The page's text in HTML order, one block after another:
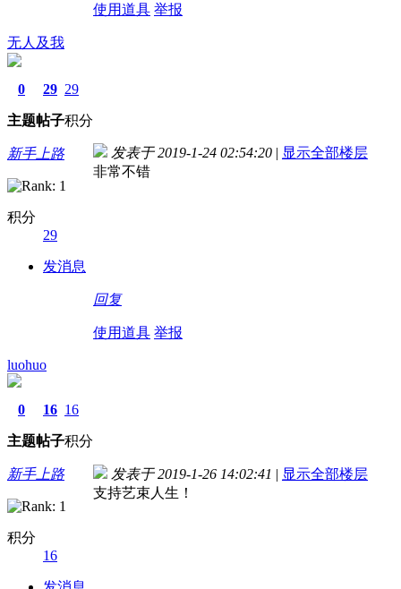
使用道具 举报
无人及我
0
主题
29
帖子
29
积分
新手上路
积分
29
发消息
发表于 2019-1-24 02:54:20 | 显示全部楼层
非常不错
回复
使用道具 举报
luohuo
0
主题
16
帖子
16
积分
新手上路
积分
16
发表于 2019-1-26 14:02:41 | 显示全部楼层
支持艺束人生！